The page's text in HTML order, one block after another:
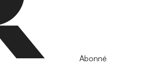
Abonné